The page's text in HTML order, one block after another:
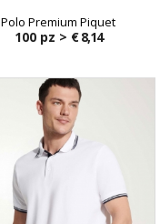
Polo Premium Piquet
100 pz > € 8,14